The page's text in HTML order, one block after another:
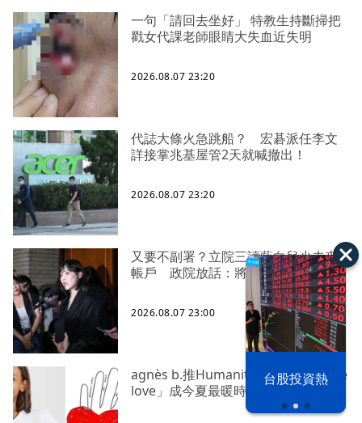
漢光42演習 台股投資熱
一句「請回去坐好」 特教生持斷掃把
戳女代課老師眼睛大失血近失明
2026.08.07 23:20
代誌大條火急跳船？ 宏碁派任李文
詳接掌兆基屋管2天就喊撤出！
2026.08.07 23:20
又要不副署？立院三讀藍白兒少未來
帳戶 政院放話：將採必要憲政作為
2026.08.07 23:00
agnès b.推Humanitarian系列 「give
love」成今夏最暖時尚宣言